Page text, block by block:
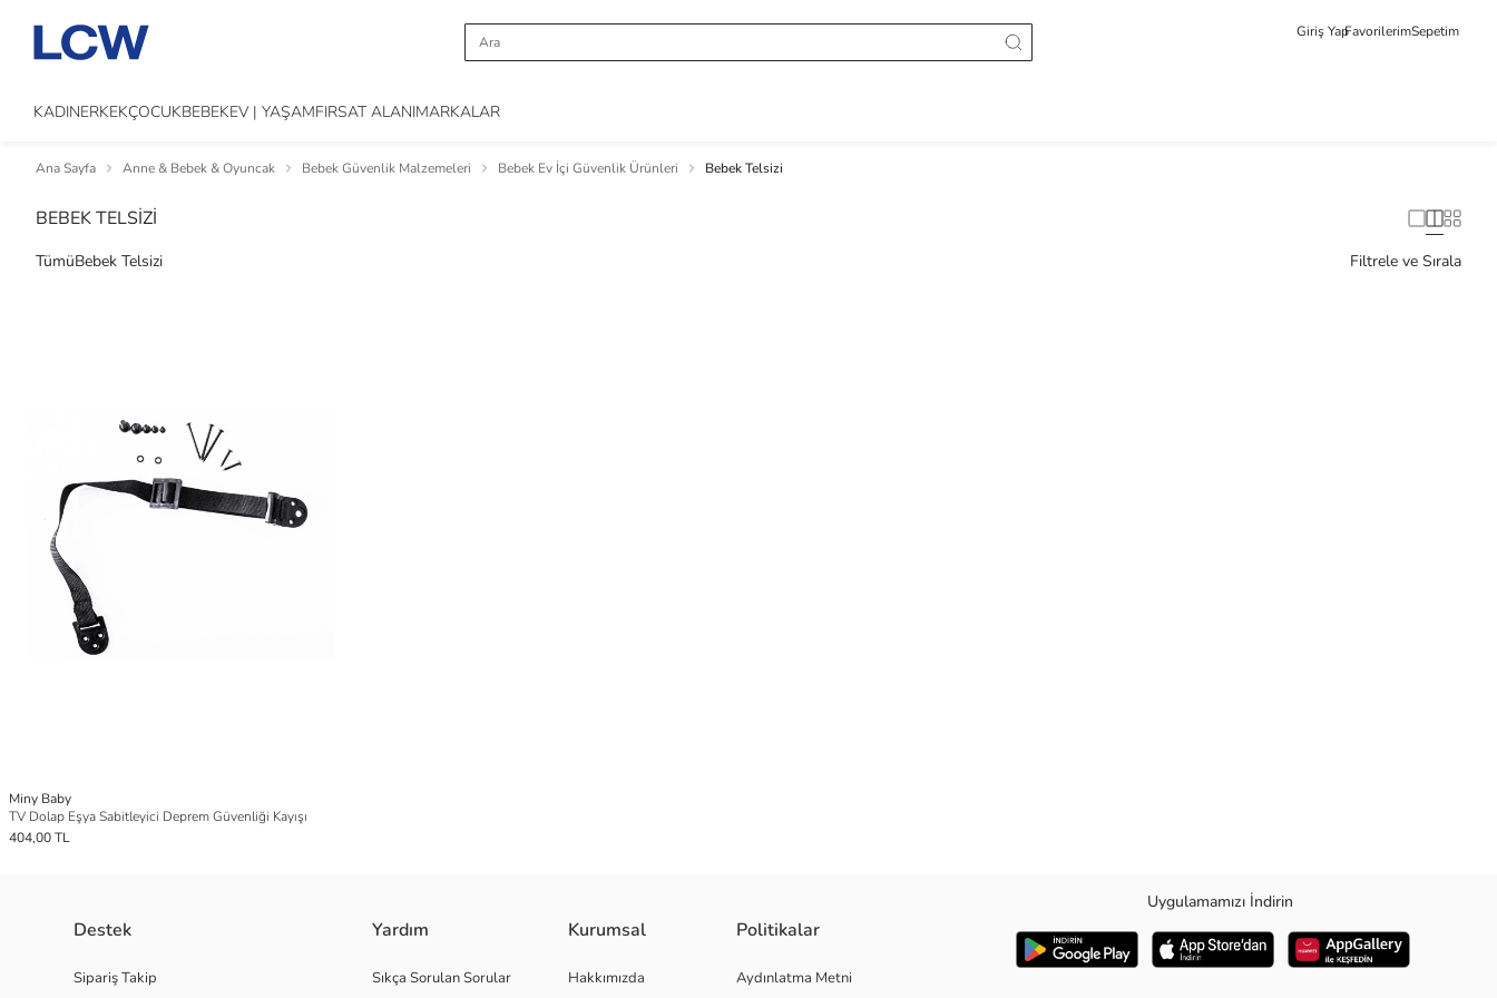
Giriş YapFavorilerimSepetim
KADINERKEKÇOCUKBEBEKEV | YAŞAMFIRSAT ALANIMARKALAR
Ana Sayfa Anne & Bebek & Oyuncak Bebek Güvenlik Malzemeleri Bebek Ev İçi Güvenlik Ürünleri Bebek Telsizi
BEBEK TELSİZİ
TümüBebek Telsizi Filtrele ve Sırala
Miny Baby
TV Dolap Eşya Sabitleyici Deprem Güvenliği Kayışı
404,00 TL
Destek
Sipariş Takip
Yardım
Sıkça Sorulan Sorular
Kurumsal
Hakkımızda
Politikalar
Aydınlatma Metni
Uygulamamızı İndirin